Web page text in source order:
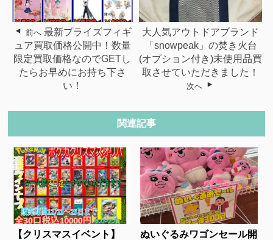
前へ 最新プライズフィギ
ュア買取価格公開中！数量
限定買取価格なのでGETし
たらお早めにお持ち下さ
い！
大人気アウトドアブランド
「snowpeak」の焚き火台
(オプション付き)未使用品買
取させていただきました！
次へ
関連記事
【クリスマスイベント】
ぬいぐるみワゴンセール開